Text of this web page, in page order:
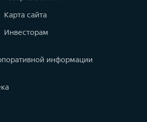
Карта сайта
Инвесторам
информации